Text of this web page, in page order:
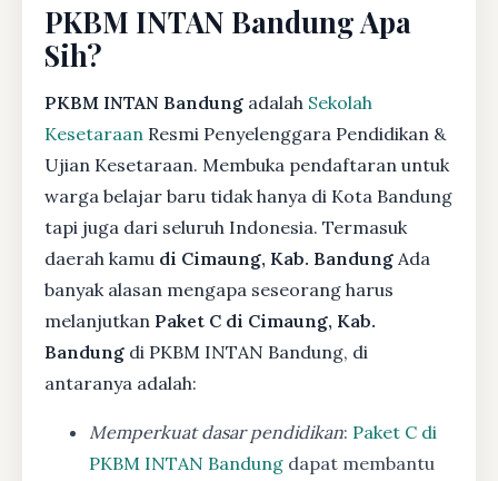
PKBM INTAN Bandung Apa
Sih?
PKBM INTAN Bandung adalah Sekolah
Kesetaraan Resmi Penyelenggara Pendidikan &
Ujian Kesetaraan. Membuka pendaftaran untuk
warga belajar baru tidak hanya di Kota Bandung
tapi juga dari seluruh Indonesia. Termasuk
daerah kamu di Cimaung, Kab. Bandung Ada
banyak alasan mengapa seseorang harus
melanjutkan Paket C di Cimaung, Kab.
Bandung di PKBM INTAN Bandung, di
antaranya adalah:
Memperkuat dasar pendidikan: Paket C di
PKBM INTAN Bandung dapat membantu